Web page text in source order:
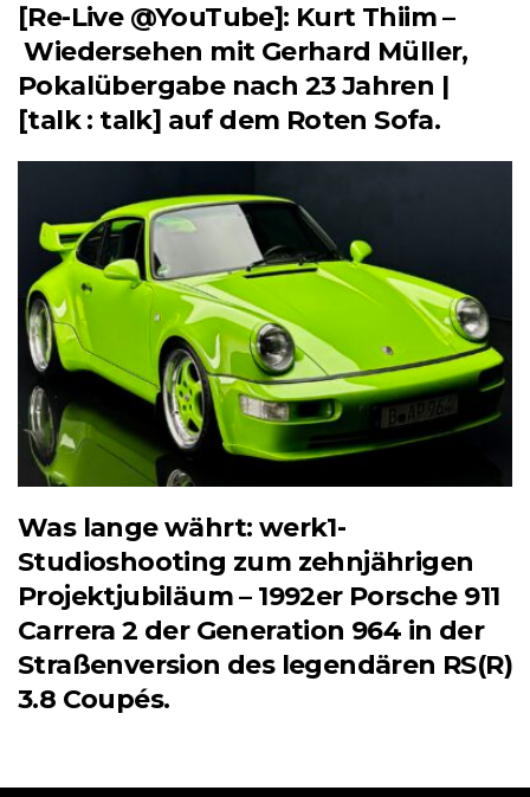
[Re-Live @YouTube]: Kurt Thiim –
Wiedersehen mit Gerhard Müller,
Pokalübergabe nach 23 Jahren |
[talk : talk] auf dem Roten Sofa.
Was lange währt: werk1-
Studioshooting zum zehnjährigen
Projektjubiläum – 1992er Porsche 911
Carrera 2 der Generation 964 in der
Straßenversion des legendären RS(R)
3.8 Coupés.